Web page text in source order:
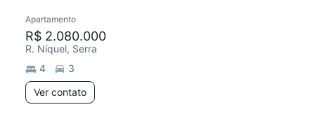
Chegou este mês
Apartamento
R$ 2.080.000
R. Níquel, Serra
4
3
Ver contato